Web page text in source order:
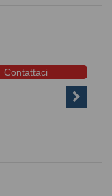
Contattaci